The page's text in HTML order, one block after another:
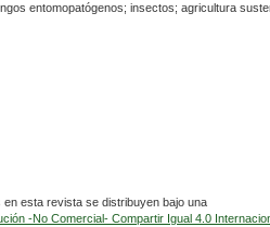
entomopatógenos; insectos; agricultura
esta revista se distribuyen bajo una
-No Comercial- Compartir Igual 4.0